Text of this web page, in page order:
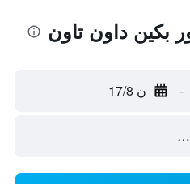
بكين داون تاون
- ن 17/8